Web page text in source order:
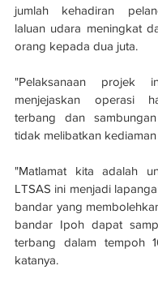
jumlah kehadiran
laluan udara meningkat
orang kepada dua juta.
"Pelaksanaan projek
menjejaskan operasi
terbang dan
tidak melibatkan
"Matlamat kita adalah
LTSAS ini menjadi
bandar yang
bandar Ipoh dapat
terbang dalam tempoh
katanya.